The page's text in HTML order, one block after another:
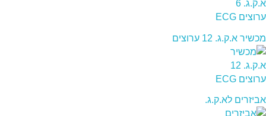
מכשיר א.ק.ג. 12 ערוצים
אביזרים לא.ק.ג.